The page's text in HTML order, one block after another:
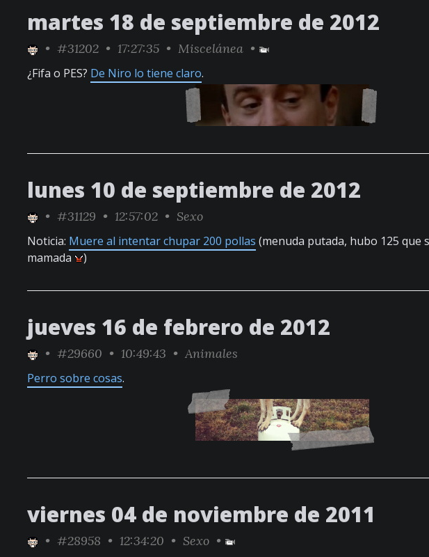
martes 18 de septiembre de 2012
• #31202 • 17:27:35 • Miscelánea •
¿Fifa o PES? De Niro lo tiene claro.
lunes 10 de septiembre de 2012
• #31129 • 12:57:02 • Sexo
Noticia: Muere al intentar chupar 200 pollas (menuda putada, hubo 125 que
mamada
)
jueves 16 de febrero de 2012
• #29660 • 10:49:43 • Animales
Perro sobre cosas.
viernes 04 de noviembre de 2011
• #28958 • 12:34:20 • Sexo •